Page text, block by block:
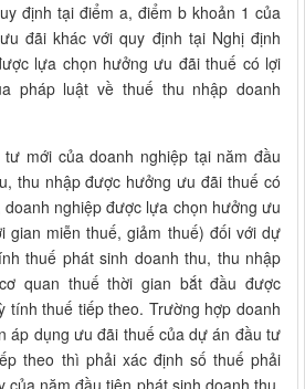
định tại điểm a, điểm b khoản 1 của
đãi khác với quy định tại Nghị định
lựa chọn hưởng ưu đãi thuế có lợi
pháp luật về thuế thu nhập doanh
mới của doanh nghiệp tại năm đầu
thu nhập được hưởng ưu đãi thuế có
nghiệp được lựa chọn hưởng ưu
gian miễn thuế, giảm thuế) đối với dự
thuế phát sinh doanh thu, thu nhập
quan thuế thời gian bắt đầu được
tính thuế tiếp theo. Trường hợp doanh
áp dụng ưu đãi thuế của dự án đầu tư
theo thì phải xác định số thuế phải